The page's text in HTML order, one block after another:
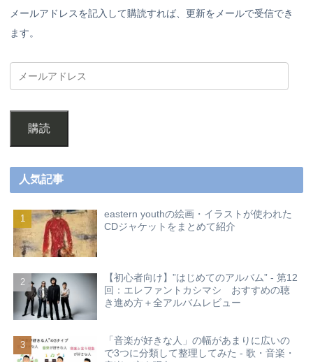
メールアドレスを記入して購読すれば、更新をメールで受信でき
ます。
購読
人気記事
eastern youthの絵画・イラストが使われた
CDジャケットをまとめて紹介
【初心者向け】”はじめてのアルバム” - 第12
回：エレファントカシマシ おすすめの聴
き進め方＋全アルバムレビュー
「音楽が好きな人」の幅があまりに広いの
で3つに分類して整理してみた - 歌・音楽・